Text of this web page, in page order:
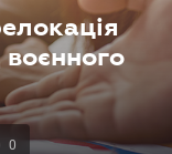
воєнного
0